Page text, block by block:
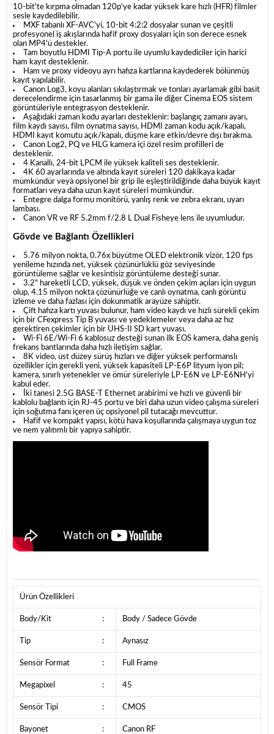
10-bit'te kırpma olmadan 120p'ye kadar yüksek kare hızlı (HFR) filmler
sesle kaydedilebilir.
MXF tabanlı XF-AVC'yi, 10-bit 4:2:2 dosyalar sunan ve çeşitli
profesyonel iş akışlarında hafif proxy dosyaları için son derece esnek
olan MP4'ü destekler.
Tam boyutlu HDMI Tip-A portu ile uyumlu kaydediciler için harici
ham kayıt desteklenir.
Ham ve proxy videoyu ayrı hafıza kartlarına kaydederek bölünmüş
kayıt yapılabilir.
Canon Log3, koyu alanları sıkılaştırmak ve tonları ayarlamak gibi basit
derecelendirme için tasarlanmış bir gama ile diğer Cinema EOS sistem
görüntüleriyle entegrasyon desteklenir.
Aşağıdaki zaman kodu ayarları desteklenir: başlangıç zamanı ayarı,
film kaydı sayısı, film oynatma sayısı, HDMI zaman kodu açık/kapalı,
HDMI kayıt komutu açık/kapalı, düşme kare etkin/devre dışı bırakma.
Canon Log2, PQ ve HLG kamera içi özel resim profilleri de
desteklenir.
4 Kanallı, 24-bit LPCM ile yüksek kaliteli ses desteklenir.
4K 60 ayarlarında ve altında kayıt süreleri 120 dakikaya kadar
mümkündür veya opsiyonel bir grip ile eşleştirildiğinde daha büyük kayıt
formatları veya daha uzun kayıt süreleri mümkündür.
Entegre dalga formu monitörü, yanlış renk ve zebra ekranı, uyarı
lambası.
Canon VR ve RF 5.2mm f/2.8 L Dual Fisheye lens ile uyumludur.
Gövde ve Bağlantı Özellikleri
5.76 milyon nokta, 0.76x büyütme OLED elektronik vizör, 120 fps
yenileme hızında net, yüksek çözünürlüklü göz seviyesinde
görüntüleme sağlar ve kesintisiz görüntüleme desteği sunar.
3.2" hareketli LCD, yüksek, düşük ve önden çekim açıları için uygun
olup, 4.15 milyon nokta çözünürlüğe ve canlı oynatma, canlı görüntü
izleme ve daha fazlası için dokunmatik arayüze sahiptir.
Çift hafıza kartı yuvası bulunur, ham video kaydı ve hızlı sürekli çekim
için bir CFexpress Tip B yuvası ve yedeklemeler veya daha az hız
gerektiren çekimler için bir UHS-II SD kart yuvası.
Wi-Fi 6E/Wi-Fi 6 kablosuz desteği sunan ilk EOS kamera, daha geniş
frekans bantlarında daha hızlı iletişim sağlar.
8K video, üst düzey sürüş hızları ve diğer yüksek performanslı
özellikler için gerekli yeni, yüksek kapasiteli LP-E6P lityum iyon pil;
kamera, sınırlı yetenekler ve ömür süreleriyle LP-E6N ve LP-E6NH'yi
kabul eder.
İki tanesi 2.5G BASE-T Ethernet arabirimi ve hızlı ve güvenli bir
kablolu bağlantı için RJ-45 portu ve biri daha uzun video çalışma süreleri
için soğutma fanı içeren üç opsiyonel pil tutacağı mevcuttur.
Hafif ve kompakt yapısı, kötü hava koşullarında çalışmaya uygun toz
ve nem yalıtımlı bir yapıya sahiptir.
Ürün Özellikleri
Body/Kit : Body / Sadece Gövde
Tip : Aynasız
Sensör Format : Full Frame
Megapixel : 45
Sensör Tipi : CMOS
Bayonet : Canon RF